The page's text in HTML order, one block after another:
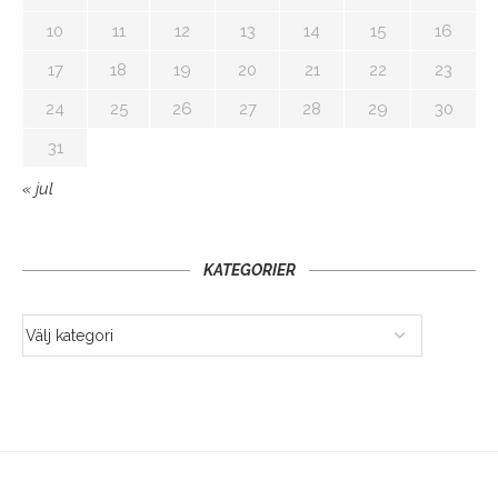
10
11 12 13 14 15
16
17
18 19 20 21 22
23
24
25 26 27 28 29
30
31
« jul
KATEGORIER